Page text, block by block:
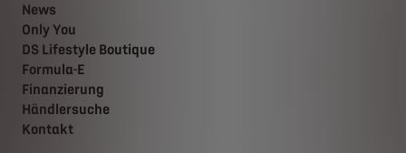
News
Only You
DS Lifestyle Boutique
Formula-E
Finanzierung
Händlersuche
Kontakt